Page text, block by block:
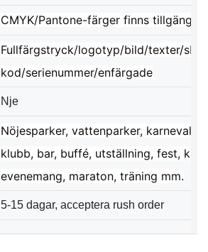
CMYK/Pantone-färger finns
Fullfärgstryck/logotyp/bild/texter/
kod/serienummer/enfärgade
Nje
Nöjesparker, vattenparker, karneval,
klubb, bar, buffé, utställning, fest,
evenemang, maraton, träning mm.
5-15 dagar, acceptera rush order